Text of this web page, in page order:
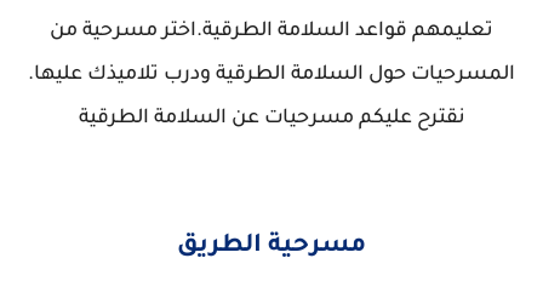
تعليمهم قواعد السلامة الطرقية.اختر مسرحية من
المسرحيات حول السلامة الطرقية ودرب تلاميذك عليها.
نقترح عليكم مسرحيات عن السلامة الطرقية
مسرحية الطريق